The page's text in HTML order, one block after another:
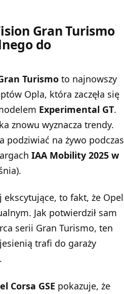
Gran Turismo
do
Turismo to najnowszy
Opla, która zaczęła się
Experimental GT.
znowu wyznacza trendy.
podziwiać na żywo podczas
IAA Mobility 2025 w
ekscytujące, to fakt, że Opel
Jak potwierdził sam
serii Gran Turismo, ten
trafi do garaży
Corsa GSE pokazuje, że